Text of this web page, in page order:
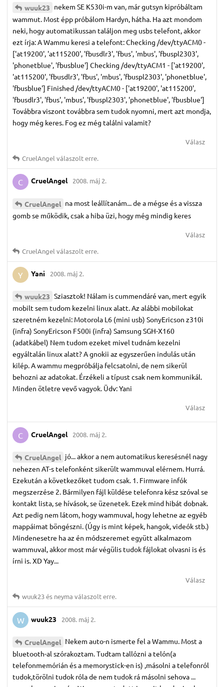
wuuk23 nekem SE K530i-m van, már gutsyn kipróbáltam
wammut. Most épp próbálom Hardyn, hátha. Ha azt mondom
neki, hogy automatikussan találjon meg usbs telefont, akkor
ezt írja: A Wammu keresi a telefont: Checking /dev/ttyACM0 -
['at19200', 'at115200', 'fbusdlr3', 'fbus', 'mbus', 'fbuspl2303',
'phonetblue', 'fbusblue'] Checking /dev/ttyACM1 - ['at19200',
'at115200', 'fbusdlr3', 'fbus', 'mbus', 'fbuspl2303', 'phonetblue',
'fbusblue'] Finished /dev/ttyACM0 - ['at19200', 'at115200',
'fbusdlr3', 'fbus', 'mbus', 'fbuspl2303', 'phonetblue', 'fbusblue']
Továbbra viszont továbbra sem tudok nyomni, mert azt mondja,
hogy még keres. Fog ez még találni valamit?
Válasz
CruelAngel válaszolt erre.
C CruelAngel 2008. máj 2.
CruelAngel na most leállítanám... de a mégse és a vissza
gomb se működik, csak a hiba üzi, hogy még mindig keres
Válasz
CruelAngel válaszolt erre.
Y Yani 2008. máj 2.
wuuk23 Sziasztok! Nálam is cummendáré van, mert egyik
mobilt sem tudom kezelni linux alatt. Az alábbi mobilokat
szeretném kezelni: Motorola L6 (mini usb) SonyEricson z310i
(infra) SonyEricson F500i (infra) Samsung SGH-X160
(adatkábel) Nem tudom ezeket mivel tudnám kezelni
egyáltalán linux alatt? A gnokii az egyszerűen indulás után
kilép. A wammu megpróbálja felcsatolni, de nem sikerül
behozni az adatokat. Érzékeli a típust csak nem kommunikál.
Minden ötletre vevő vagyok. Üdv: Yani
Válasz
C CruelAngel 2008. máj 2.
CruelAngel jó... akkor a nem automatikus keresésnél nagy
nehezen AT-s telefonként sikerült wammuval elérnem. Hurrá.
Ezekután a következőket tudom csak. 1. Firmware infók
megszerzése 2. Bármilyen fájl küldése telefonra kész szóval se
kontakt lista, se hívások, se üzenetek. Ezek mind hibát dobnak.
Azt pedig nem látom, hogy wammuval, hogy lehetne az egyéb
mappáimat böngészni. (Úgy is mint képek, hangok, videók stb.)
Mindenesetre ha az én módszeremet együtt alkalmazom
wammuval, akkor most már végülis tudok fájlokat olvasni is és
írni is. XD Yay...
Válasz
wuuk23és neyma válaszolt erre.
W wuuk23 2008. máj 2.
CruelAngel Nekem auto-n ismerte fel a Wammu. Most a
bluetooth-al szórakoztam. Tudtam tallózni a telón(a
telefonmemórián és a memorystick-en is) ,másolni a telefonról
tudok,törölni tudok róla de nem tudok rá másolni sehova ...